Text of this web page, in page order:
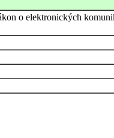
o elektronických